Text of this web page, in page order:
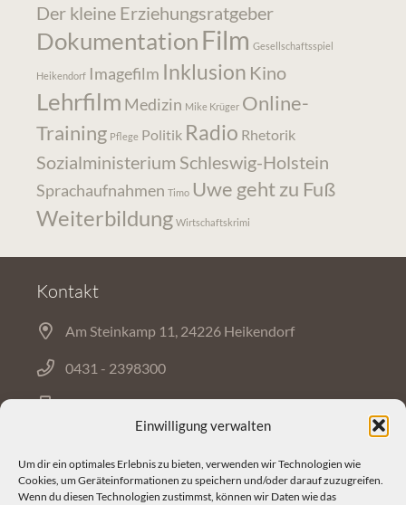
Einwilligung verwalten
Um dir ein optimales Erlebnis zu bieten, verwenden wir Technologien wie
Cookies, um Geräteinformationen zu speichern und/oder darauf zuzugreifen.
Wenn du diesen Technologien zustimmst, können wir Daten wie das
Der kleine Erziehungsratgeber
Dokumentation Film Gesellschaftsspiel
Heikendorf Imagefilm Inklusion Kino
Lehrfilm Medizin Mike Krüger Online-
Training Pflege Politik Radio Rhetorik
Sozialministerium Schleswig-Holstein
Sprachaufnahmen Timo Uwe geht zu Fuß
Weiterbildung Wirtschaftskrimi
Kontakt
Am Steinkamp 11, 24226 Heikendorf
0431 - 2398300
0431 - 2378213
Mail